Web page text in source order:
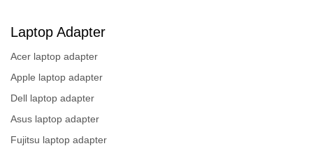
Laptop Adapter
Acer laptop adapter
Apple laptop adapter
Dell laptop adapter
Asus laptop adapter
Fujitsu laptop adapter